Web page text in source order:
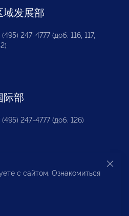
域发展部
(495) 247-4777 (доб. 116, 117,
际部
(495) 247-4777 (доб. 126)
с сайтом. Ознакомиться